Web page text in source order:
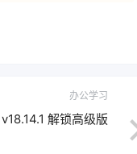
办公学习
解锁高级版